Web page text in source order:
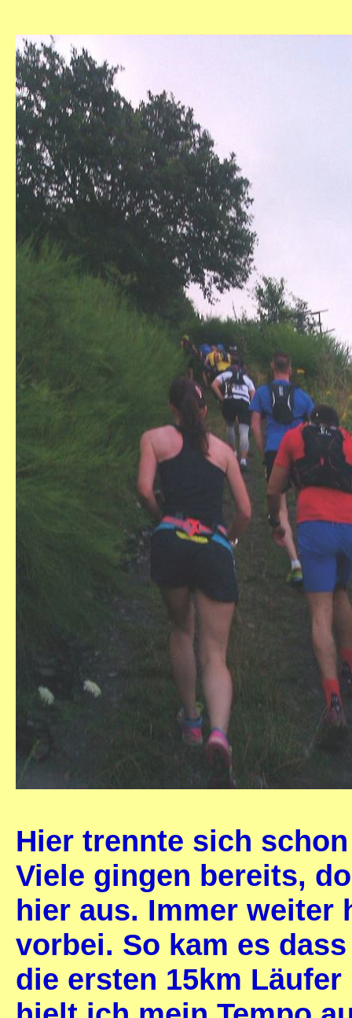
Hier trennte sich
Viele gingen bereits,
hier aus. Immer weiter
vorbei. So kam es
die ersten 15km